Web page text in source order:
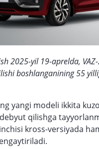
2025-yil 19-aprelda, VAZ-
boshlanganining 55
yangi modeli ikkita
qilishga
kross-versiyada